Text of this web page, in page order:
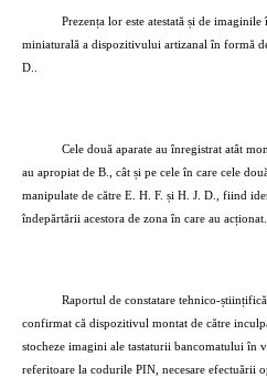
Prezența lor este atestată și de
miniaturală a dispozitivului artizanal în formă
D..
Cele două aparate au înregistrat atât
au apropiat de B., cât și pe cele în care cele
manipulate de către E. H. F. și H. J. D., fiind
îndepărtării acestora de zona în care au acționat.
Raportul de constatare tehnico-
confirmat că dispozitivul montat de către
stocheze imagini ale tastaturii bancomatului în
referitoare la codurile PIN, necesare efectuării